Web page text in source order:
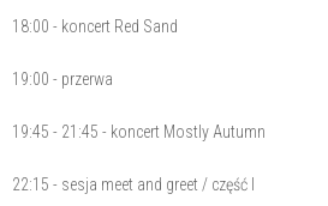
18:00 - koncert Red Sand
19:00 - przerwa
19:45 - 21:45 - koncert Mostly Autumn
22:15 - sesja meet and greet / część I